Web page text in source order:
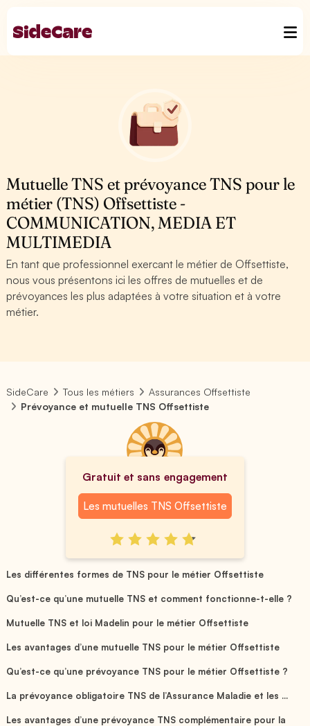
Mutuelle TNS et prévoyance TNS pour le
métier (TNS) Offsettiste -
COMMUNICATION, MEDIA ET
MULTIMEDIA
En tant que professionnel exercant le métier de Offsettiste,
nous vous présentons ici les offres de mutuelles et de
prévoyances les plus adaptées à votre situation et à votre
métier.
SideCare Tous les métiers
Assurances Offsettiste
Prévoyance et mutuelle TNS Offsettiste
Gratuit et sans engagement
Les mutuelles TNS Offsettiste
Les différentes formes de TNS pour le métier Offsettiste
Qu’est-ce qu’une mutuelle TNS et comment fonctionne-t-elle ?
Mutuelle TNS et loi Madelin pour le métier Offsettiste
Les avantages d’une mutuelle TNS pour le métier Offsettiste
Qu’est-ce qu’une prévoyance TNS pour le métier Offsettiste ?
La prévoyance obligatoire TNS de l’Assurance Maladie et les ...
Les avantages d’une prévoyance TNS complémentaire pour la